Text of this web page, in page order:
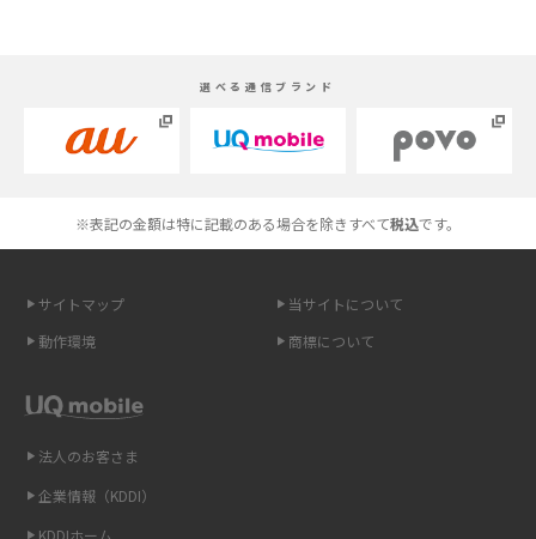
Androidスマホとは？特徴やメリット・デメリット、おススメ機種を紹介
高校生にスマホ制限は必要？所持率やメリット・デメリットを詳しく紹介
トを解説
スマホや携帯端末の通信速度制限とは？回避のコツや解除のタイミング・
LINEの通知がこない時の原因と対処法9選！設定の確認手順も解説
選べる通信ブランド
※表記の金額は特に記載のある場合を除きすべて税込です。
サイトマップ
当サイトについて
動作環境
商標について
法人のお客さま
企業情報（KDDI）